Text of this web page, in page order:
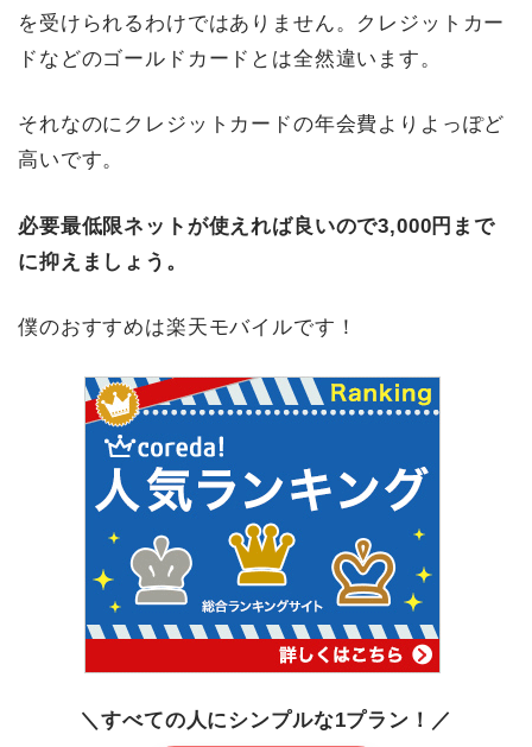
を受けられるわけではありません。クレジットカー
ドなどのゴールドカードとは全然違います。
それなのにクレジットカードの年会費よりよっぽど
高いです。
必要最低限ネットが使えれば良いので3,000円まで
に抑えましょう。
僕のおすすめは楽天モバイルです！
＼すべての人にシンプルな1プラン！／